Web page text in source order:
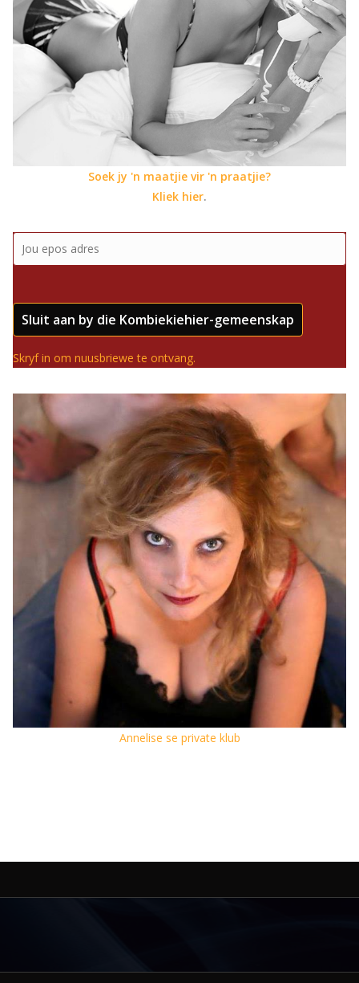
Soek jy 'n maatjie vir 'n praatjie?
Kliek hier.
Sluit aan by die Kombiekiehier-gemeenskap
Skryf in om nuusbriewe te ontvang.
Annelise se private klub